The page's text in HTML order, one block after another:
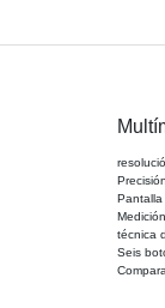
Pantalla
técnica
Seis